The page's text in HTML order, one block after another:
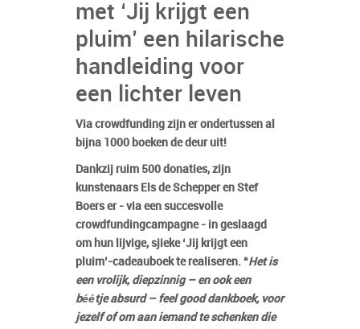
met ‘Jij krijgt een
pluim’ een hilarische
handleiding voor
een lichter leven
Via crowdfunding zijn er ondertussen al
bijna 1000 boeken de deur uit!
Dankzij ruim 500 donaties, zijn
kunstenaars Els de Schepper en Stef
Boers er - via een succesvolle
crowdfundingcampagne - in geslaagd
om hun lijvige, sjieke ‘Jij krijgt een
pluim’-cadeauboek te realiseren. “Het is
een vrolijk, diepzinnig – en ook een
béétje absurd – feel good dankboek, voor
jezelf of om aan iemand te schenken die